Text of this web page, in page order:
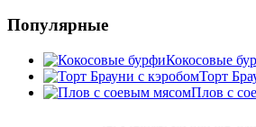
Популярные
Кокосовые
Торт
Плов с